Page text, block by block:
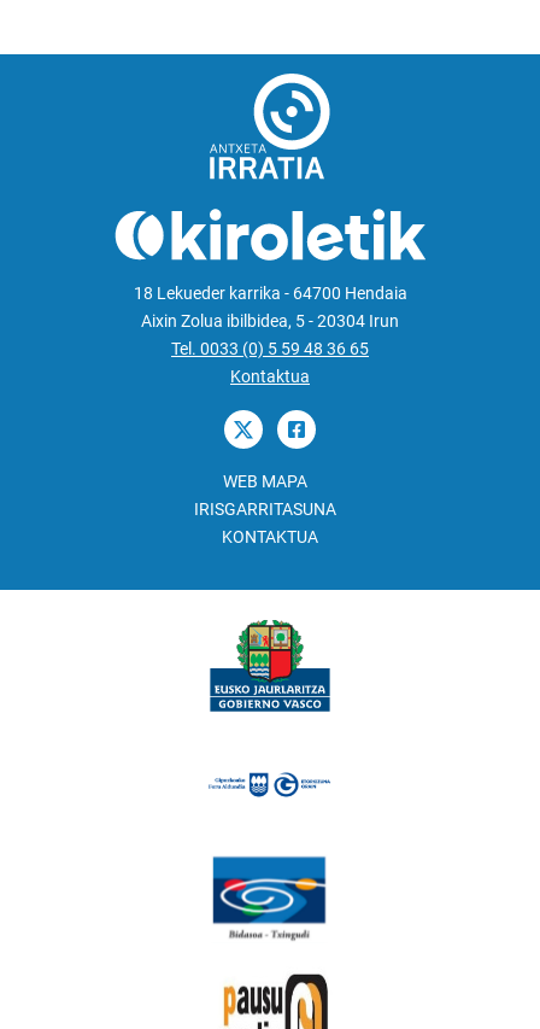
18 Lekueder karrika - 64700 Hendaia
Aixin Zolua ibilbidea, 5 - 20304 Irun
Tel. 0033 (0) 5 59 48 36 65
Kontaktua
WEB MAPA
IRISGARRITASUNA
KONTAKTUA